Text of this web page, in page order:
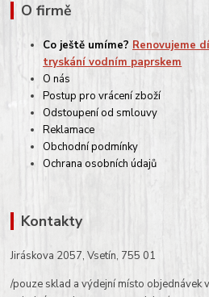
O firmě
Co ještě umíme? Renovujeme
tryskání vodním paprskem
O nás
Postup pro vrácení zboží
Odstoupení od smlouvy
Reklamace
Obchodní podmínky
Ochrana osobních údajů
Kontakty
Jiráskova 2057, Vsetín, 755 01
/pouze sklad a výdejní místo objednávek